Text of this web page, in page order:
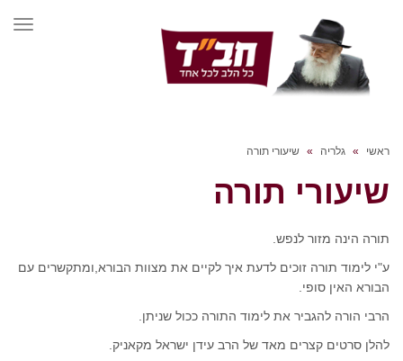
ראשי » גלריה » שיעורי תורה
שיעורי תורה
תורה הינה מזור לנפש.
ע"י לימוד תורה זוכים לדעת איך לקיים את מצוות הבורא,ומתקשרים עם
הבורא האין סופי.
הרבי הורה להגביר את לימוד התורה ככול שניתן.
להלן סרטים קצרים מאד של הרב עידן ישראל מקאניק.